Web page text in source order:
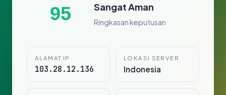
95 Sangat Aman
Ringkasan keputusan
ALAMAT IP
103.28.12.136
LOKASI SERVER
Indonesia